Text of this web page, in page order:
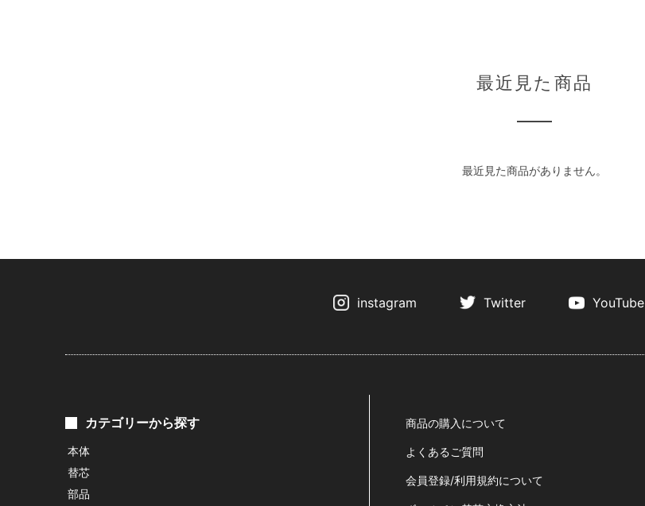
最近見た商品
最近見た商品がありません。
instagram Twitter YouTube
カテゴリーから探す
本体
替芯
部品
商品の購入について
よくあるご質問
会員登録/利用規約について